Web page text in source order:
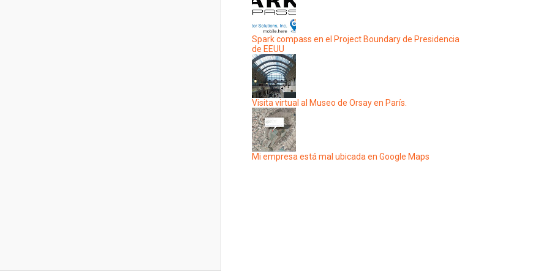
Spark compass en el Project Boundary de Presidencia
de EEUU
Visita virtual al Museo de Orsay en París.
Mi empresa está mal ubicada en Google Maps